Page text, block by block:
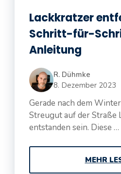
Lackkratzer
Schritt-für-
Anleitung
R. Dühmke
8. Dezember 2023
Gerade nach dem
Streugut auf der Straße
entstanden sein. Diese …
MEHR